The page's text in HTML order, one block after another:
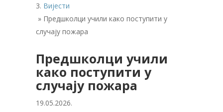
Вијести
» Предшколци учили како поступити у
случају пожара
Предшколци учили
како поступити у
случају пожара
19.05.2026.